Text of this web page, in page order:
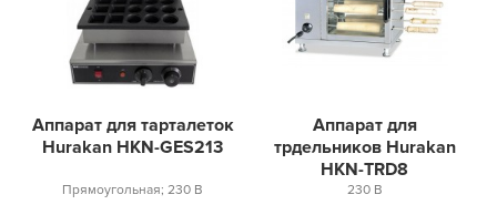
Аппарат для тарталеток
Hurakan HKN-GES213
Прямоугольная; 230 В
Аппарат для
трдельников Hurakan
HKN-TRD8
230 В